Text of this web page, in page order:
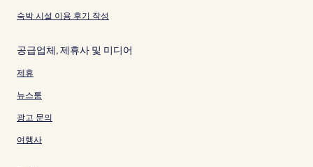
숙박 시설 이용 후기 작성
공급업체, 제휴사 및 미디어
제휴
뉴스룸
광고 문의
여행사